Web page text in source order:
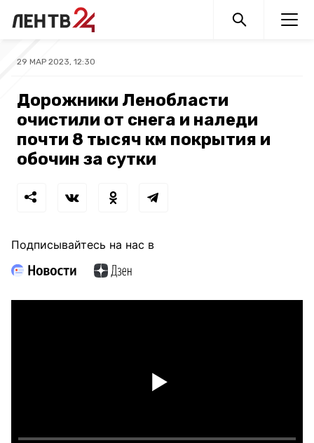
29 МАР 2023, 12:30
Дорожники Ленобласти
очистили от снега и наледи
почти 8 тысяч км покрытия и
обочин за сутки
Подписывайтесь на нас в